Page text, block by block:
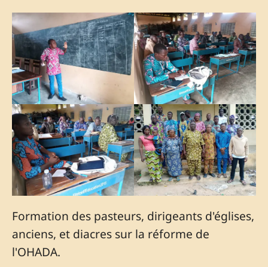
Formation des pasteurs, dirigeants d'églises,
anciens, et diacres sur la réforme de
l'OHADA.